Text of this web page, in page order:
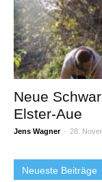
Neue
Elster-Aue
Jens Wagner - 28.
Neueste Beiträge